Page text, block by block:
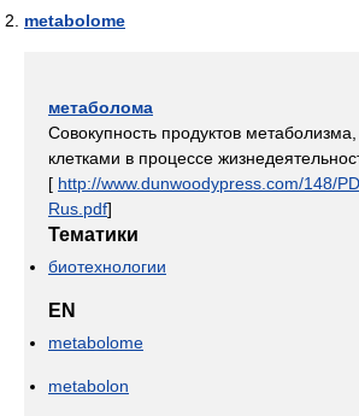
metabolome
метаболома
Совокупность продуктов
клетками в процессе
[ http://www.dunwoodypress.com/148/
Rus.pdf]
Тематики
биотехнологии
EN
metabolome
metabolon